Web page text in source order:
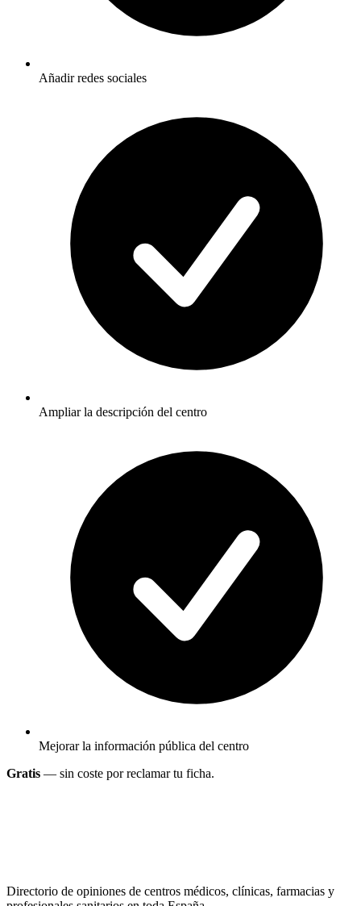
Añadir redes sociales
Ampliar la descripción del centro
Mejorar la información pública del centro
Gratis — sin coste por reclamar tu ficha.
Directorio de opiniones de centros médicos, clínicas, farmacias y